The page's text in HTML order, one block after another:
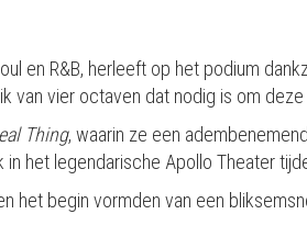
en R&B, herleeft op het podium
vier octaven dat nodig is om deze
Thing, waarin ze een
het legendarische Apollo Theater
het begin vormden van een